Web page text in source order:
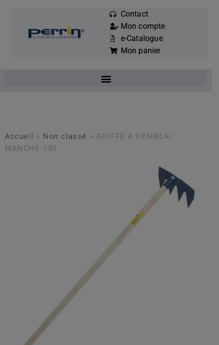
Mots
clés
:
Contact
Mon compte
e-Catalogue
Mon panier
Accueil » Non classé » GRIFFE A REMBLAI
MANCHE 135